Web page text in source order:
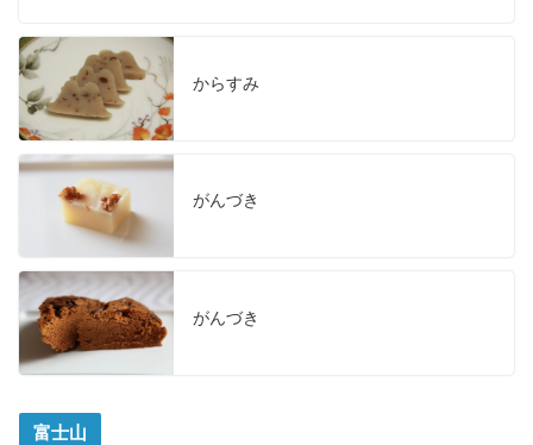
からすみ
がんづき
がんづき
富士山